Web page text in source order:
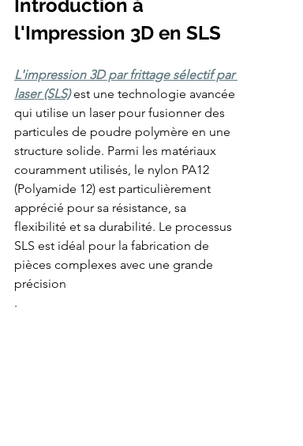
technologies
SLS
polyamide
précision
fibre
carbone
continue
(Markforged).
clients
industriels
Airbus,
CNRS,
Eiffage,
Délai
livraison
72h.
gratuit
Introduction à
l'Impression 3D en SLS
L'impression 3D par frittage sélectif par
laser (SLS) est une technologie avancée
qui utilise un laser pour fusionner des
particules de poudre polymère en une
structure solide. Parmi les matériaux
couramment utilisés, le nylon PA12
(Polyamide 12) est particulièrement
apprécié pour sa résistance, sa
flexibilité et sa durabilité. Le processus
SLS est idéal pour la fabrication de
pièces complexes avec une grande
précision
.